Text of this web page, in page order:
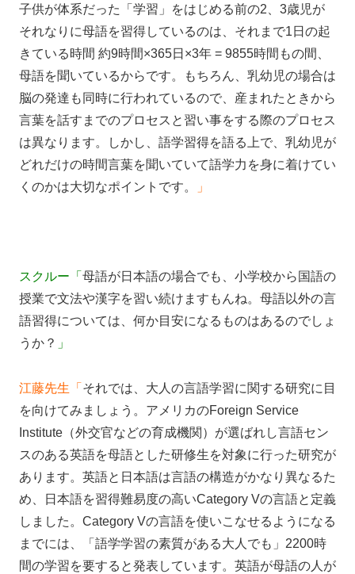
子供が体系だった「学習」をはじめる前の2、3歳児が
それなりに母語を習得しているのは、それまで1日の起
きている時間 約9時間×365日×3年 = 9855時間もの間、
母語を聞いているからです。もちろん、乳幼児の場合は
脳の発達も同時に行われているので、産まれたときから
言葉を話すまでのプロセスと習い事をする際のプロセス
は異なります。しかし、語学習得を語る上で、乳幼児が
どれだけの時間言葉を聞いていて語学力を身に着けてい
くのかは大切なポイントです。
」
スクルー「 母語が日本語の場合でも、小学校から国語の
授業で文法や漢字を習い続けますもんね。母語以外の言
語習得については、何か目安になるものはあるのでしょ
うか？ 」
江藤先生「 それでは、大人の言語学習に関する研究に目
を向けてみましょう。アメリカのForeign Service
Institute（外交官などの育成機関）が選ばれし言語セン
スのある英語を母語とした研修生を対象に行った研究が
あります。英語と日本語は言語の構造がかなり異なるた
め、日本語を習得難易度の高いCategory Vの言語と定義
しました。Category Vの言語を使いこなせるようになる
までには、「語学学習の素質がある大人でも」2200時
間の学習を要すると発表しています。英語が母語の人が